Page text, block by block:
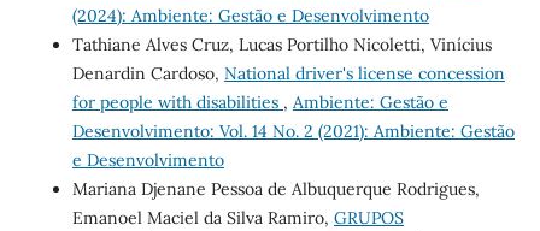
(2024): Ambiente: Gestão e Desenvolvimento
Tathiane Alves Cruz, Lucas Portilho Nicoletti, Vinícius
Denardin Cardoso, National driver's license concession
for people with disabilities , Ambiente: Gestão e
Desenvolvimento: Vol. 14 No. 2 (2021): Ambiente: Gestão
e Desenvolvimento
Mariana Djenane Pessoa de Albuquerque Rodrigues,
Emanoel Maciel da Silva Ramiro, GRUPOS